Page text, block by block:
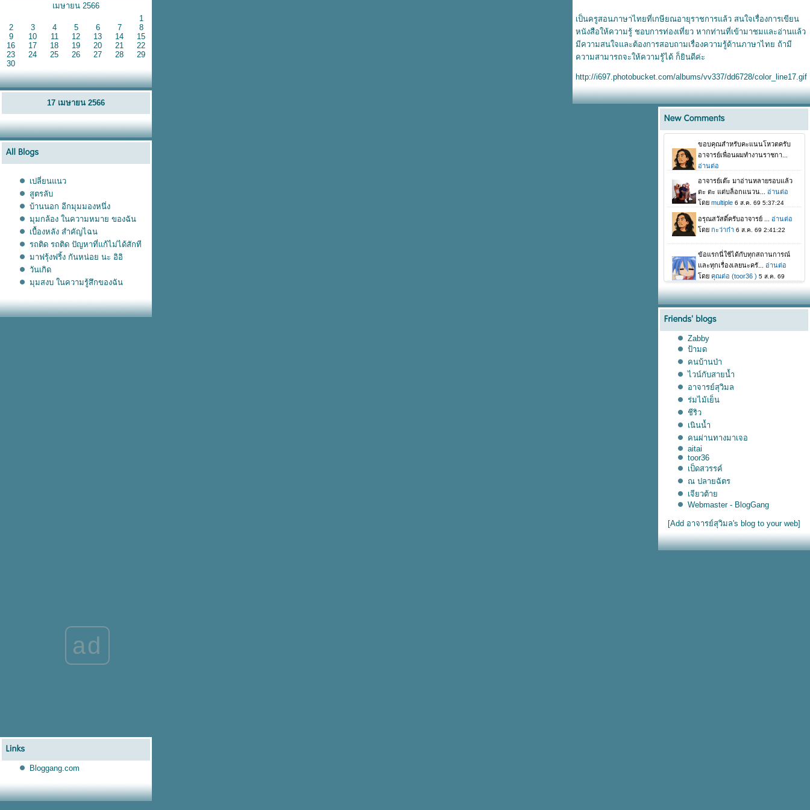
เมษายน 2566
1
2
3 4 5 6 7
8
9
10 11 12 13 14
15
16
17 18 19 20 21
22
23
24 25 26 27 28
29
30
17 เมษายน 2566
เปลี่ยนแนว
สูตรลับ
บ้านนอก อีกมุมมองหนึ่ง
มุมกล้อง ในความหมาย ของฉัน
เบื้องหลัง สำคัญไฉน
รถติด รถติด ปัญหาที่แก้ไม่ได้สักที
มาฟรุ้งฟริ้ง กันหน่อย นะ อิอิ
วันเกิด
มุมสงบ ในความรู้สึกของฉัน
เป็นครูสอนภาษาไทยที่เกษียณอายุราชการแล้ว สนใจเรื่องการเขียน
หนังสือให้ความรู้ ชอบการท่องเที่ยว หากท่านที่เข้ามาชมและอ่านแล้ว
มีความสนใจและต้องการสอบถามเรื่องความรู้ด้านภาษาไทย ถ้ามี
ความสามารถจะให้ความรู้ได้ ก็ยินดีค่ะ
http://i697.photobucket.com/albums/vv337/dd6728/color_line17.gif
Zabby
ป้ามด
คนบ้านป่า
ไวน์กับสายน้ำ
อาจารย์สุวิมล
ร่มไม้เย็น
ชีริว
เนินน้ำ
คนผ่านทางมาเจอ
aitai
toor36
เป็ดสวรรค์
ณ ปลายฉัตร
เจียวต้าย
Webmaster - BlogGang
[Add อาจารย์สุวิมล's blog to your web]
ad
Bloggang.com